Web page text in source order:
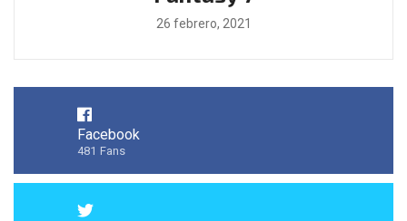
26 febrero, 2021
Facebook
481 Fans